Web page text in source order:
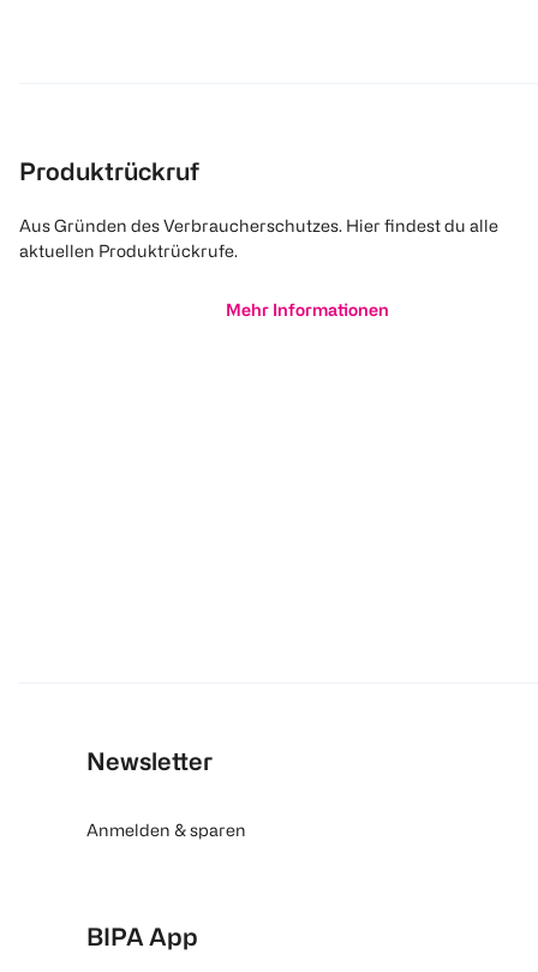
Produktrückruf
Aus Gründen des Verbraucherschutzes. Hier findest du alle
aktuellen Produktrückrufe.
Mehr Informationen
Newsletter
Anmelden & sparen
BIPA App